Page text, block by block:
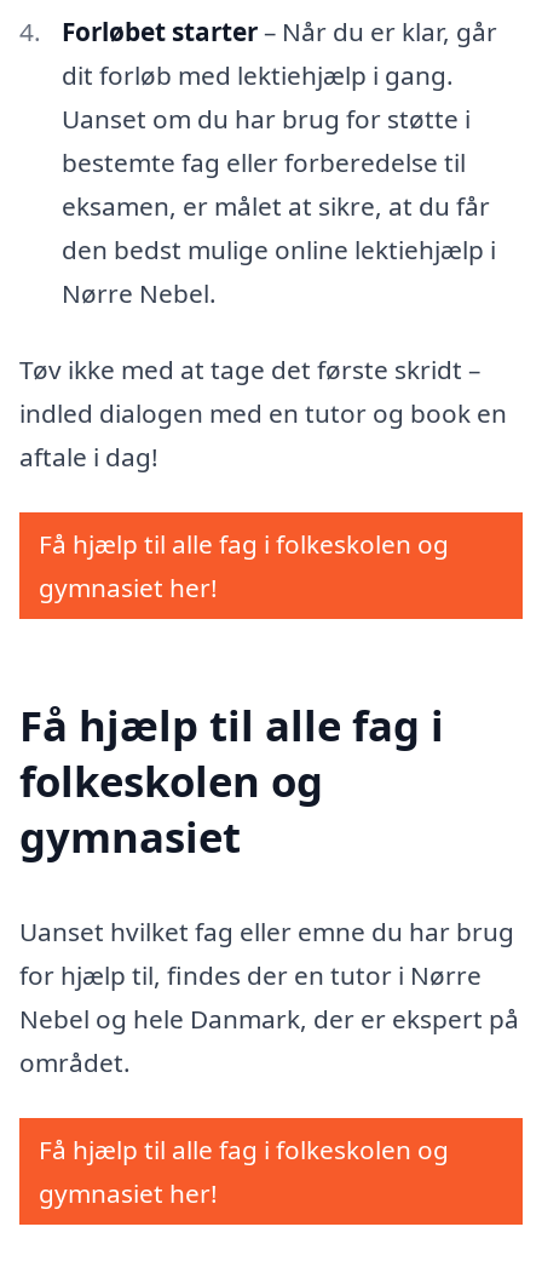
Forløbet starter– Når du er klar, går
dit forløb med lektiehjælp i gang.
Uanset om du har brug for støtte i
bestemte fag eller forberedelse til
eksamen, er målet at sikre, at du får
den bedst mulige online lektiehjælp i
Nørre Nebel.
Tøv ikke med at tage det første skridt –
indled dialogen med en tutor og book en
aftale i dag!
Få hjælp til alle fag i folkeskolen og
gymnasiet her!
Få hjælp til alle fag i
folkeskolen og
gymnasiet
Uanset hvilket fag eller emne du har brug
for hjælp til, findes der en tutor i Nørre
Nebel og hele Danmark, der er ekspert på
området.
Få hjælp til alle fag i folkeskolen og
gymnasiet her!